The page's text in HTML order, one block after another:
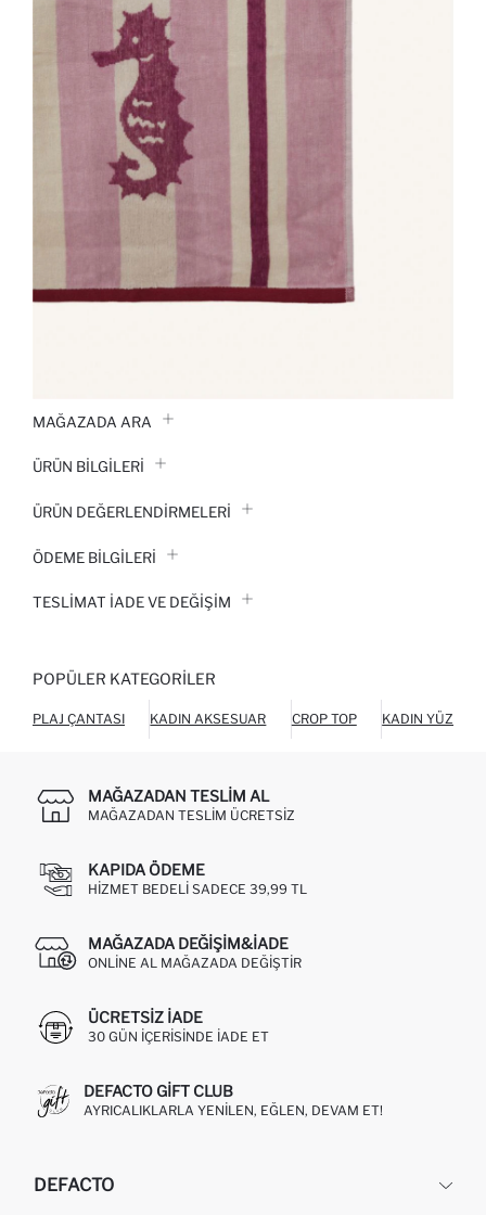
MAĞAZADA ARA
ÜRÜN BILGILERI
ÜRÜN DEĞERLENDİRMELERİ
ÖDEME BİLGİLERİ
TESLIMAT İADE VE DEĞIŞIM
POPÜLER KATEGORILER
PLAJ ÇANTASI KADIN AKSESUAR CROP TOP KADIN YÜZME
MAĞAZADAN TESLIM AL
MAĞAZADAN TESLIM ÜCRETSIZ
KAPIDA ÖDEME
HIZMET BEDELI SADECE 39,99 TL
MAĞAZADA DEĞIŞIM&İADE
ONLINE AL MAĞAZADA DEĞIŞTIR
ÜCRETSIZ IADE
30 GÜN IÇERISINDE IADE ET
DEFACTO GIFT CLUB
AYRICALIKLARLA YENILEN, EĞLEN, DEVAM ET!
DEFACTO